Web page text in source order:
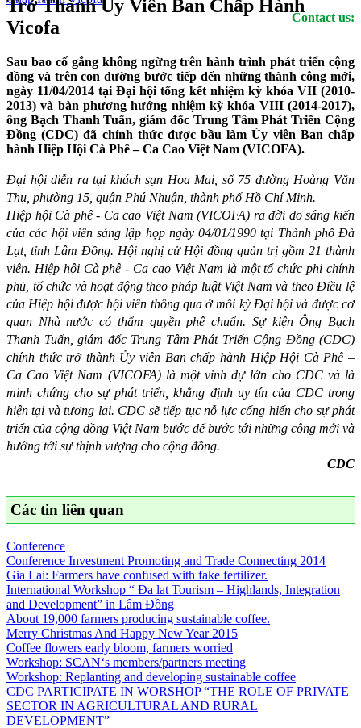
Contact us:
Trở Thành Ủy Viên Ban Chấp Hành
Vicofa
Sau bao cố gắng không ngừng trên hành trình phát triển cộng
đồng và trên con đường bước tiếp đến những thành công mới,
ngày 11/04/2014 tại Đại hội tổng kết nhiệm kỳ khóa VII (2010-
2013) và bàn phương hướng nhiệm kỳ khóa VIII (2014-2017),
ông Bạch Thanh Tuấn, giám đốc Trung Tâm Phát Triển Cộng
Đồng (CDC) đã chính thức được bầu làm Ủy viên Ban chấp
hành Hiệp Hội Cà Phê – Ca Cao Việt Nam (VICOFA).
Đại hội diễn ra tại khách sạn Hoa Mai, số 75 đường Hoàng Văn
Thụ, phường 15, quận Phú Nhuận, thành phố Hồ Chí Minh.
Hiệp hội Cà phê - Ca cao Việt Nam (VICOFA) ra đời do sáng kiến
của các hội viên sáng lập họp ngày 04/01/1990 tại Thành phố Đà
Lạt, tỉnh Lâm Đồng. Hội nghị cử Hội đồng quản trị gồm 21 thành
viên. Hiệp hội Cà phê - Ca cao Việt Nam là một tổ chức phi chính
phủ, tổ chức và hoạt động theo pháp luật Việt Nam và theo Điều lệ
của Hiệp hội được hội viên thông qua ở mỗi kỳ Đại hội và được cơ
quan Nhà nước có thẩm quyền phê chuẩn. Sự kiện Ông Bạch
Thanh Tuấn, giám đốc Trung Tâm Phát Triển Cộng Đồng (CDC)
chính thức trở thành Ủy viên Ban chấp hành Hiệp Hội Cà Phê –
Ca Cao Việt Nam (VICOFA) là một vinh dự lớn cho CDC và là
minh chứng cho sự phát triển, khẳng định uy tín của CDC trong
hiện tại và tương lai. CDC sẽ tiếp tục nỗ lực cống hiến cho sự phát
triển của cộng đồng Việt Nam bước để bước tới những công mới và
hướng tới sự thịnh vượng cho cộng đồng.
CDC
Các tin liên quan
Conference
Conference Investment Promoting and Trade Connecting 2014
Gia Lai: Farmers have confused with fake fertilizer.
International Workshop “ Đa lat Tourism – Highlands, Integration
and Development” in Lâm Đồng
About 19,000 farmers producing sustainable coffee.
Merry Christmas And Happy New Year 2015
Coffee flowers early bloom, farmers worried
Workshop: SCAN‘s members/partners meeting
Workshop: Replanting and developing sustainable coffee
CDC PARTICIPATE IN WORSHOP “THE ROLE OF PRIVATE
SECTOR IN AGRICULTURAL AND RURAL
DEVELOPMENT”